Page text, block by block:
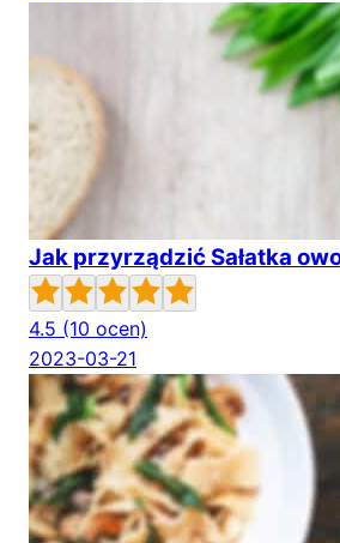
Jak przyrządzić Sałatka
4.5 (10 ocen)
2023-03-21